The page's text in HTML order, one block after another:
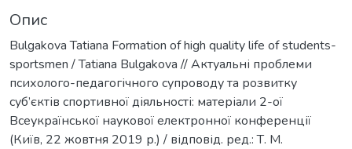
Опис
Bulgakova Tatiana Formation of high quality life of students-
sportsmen / Tatiana Bulgakova // Актуальні проблеми
психолого-педагогічного супроводу та розвитку
суб’єктів спортивної діяльності: матеріали 2-ої
Всеукраїнської наукової електронної конференції
(Київ, 22 жовтня 2019 р.) / відповід. ред.: Т. М.